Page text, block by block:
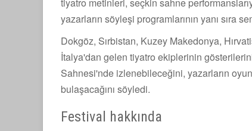
yazarların söyleşi programlarının yanı sıra
Dokgöz, Sırbistan, Kuzey Makedonya,
İtalya'dan gelen tiyatro ekiplerinin
Sahnesi'nde izlenebileceğini, yazarların
bulaşacağını söyledi.
Festival hakkında